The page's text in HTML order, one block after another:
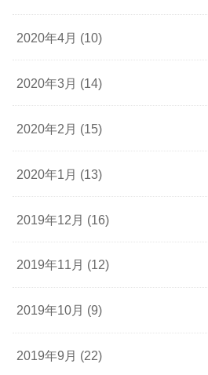
2020年4月 (10)
2020年3月 (14)
2020年2月 (15)
2020年1月 (13)
2019年12月 (16)
2019年11月 (12)
2019年10月 (9)
2019年9月 (22)